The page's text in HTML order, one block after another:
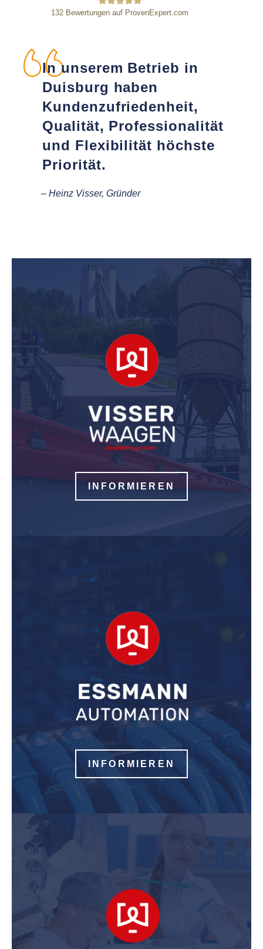
132 Bewertungen auf ProvenExpert.com
In unserem Betrieb in
Duisburg haben
Kundenzufriedenheit,
Qualität, Professionalität
und Flexibilität höchste
Priorität.
– Heinz Visser, Gründer
INFORMIEREN
INFORMIEREN